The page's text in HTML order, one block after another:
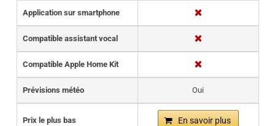
Application sur smartphone
Compatible assistant vocal
Compatible Apple Home Kit
Prévisions météo Oui
Prix le plus bas En savoir plus